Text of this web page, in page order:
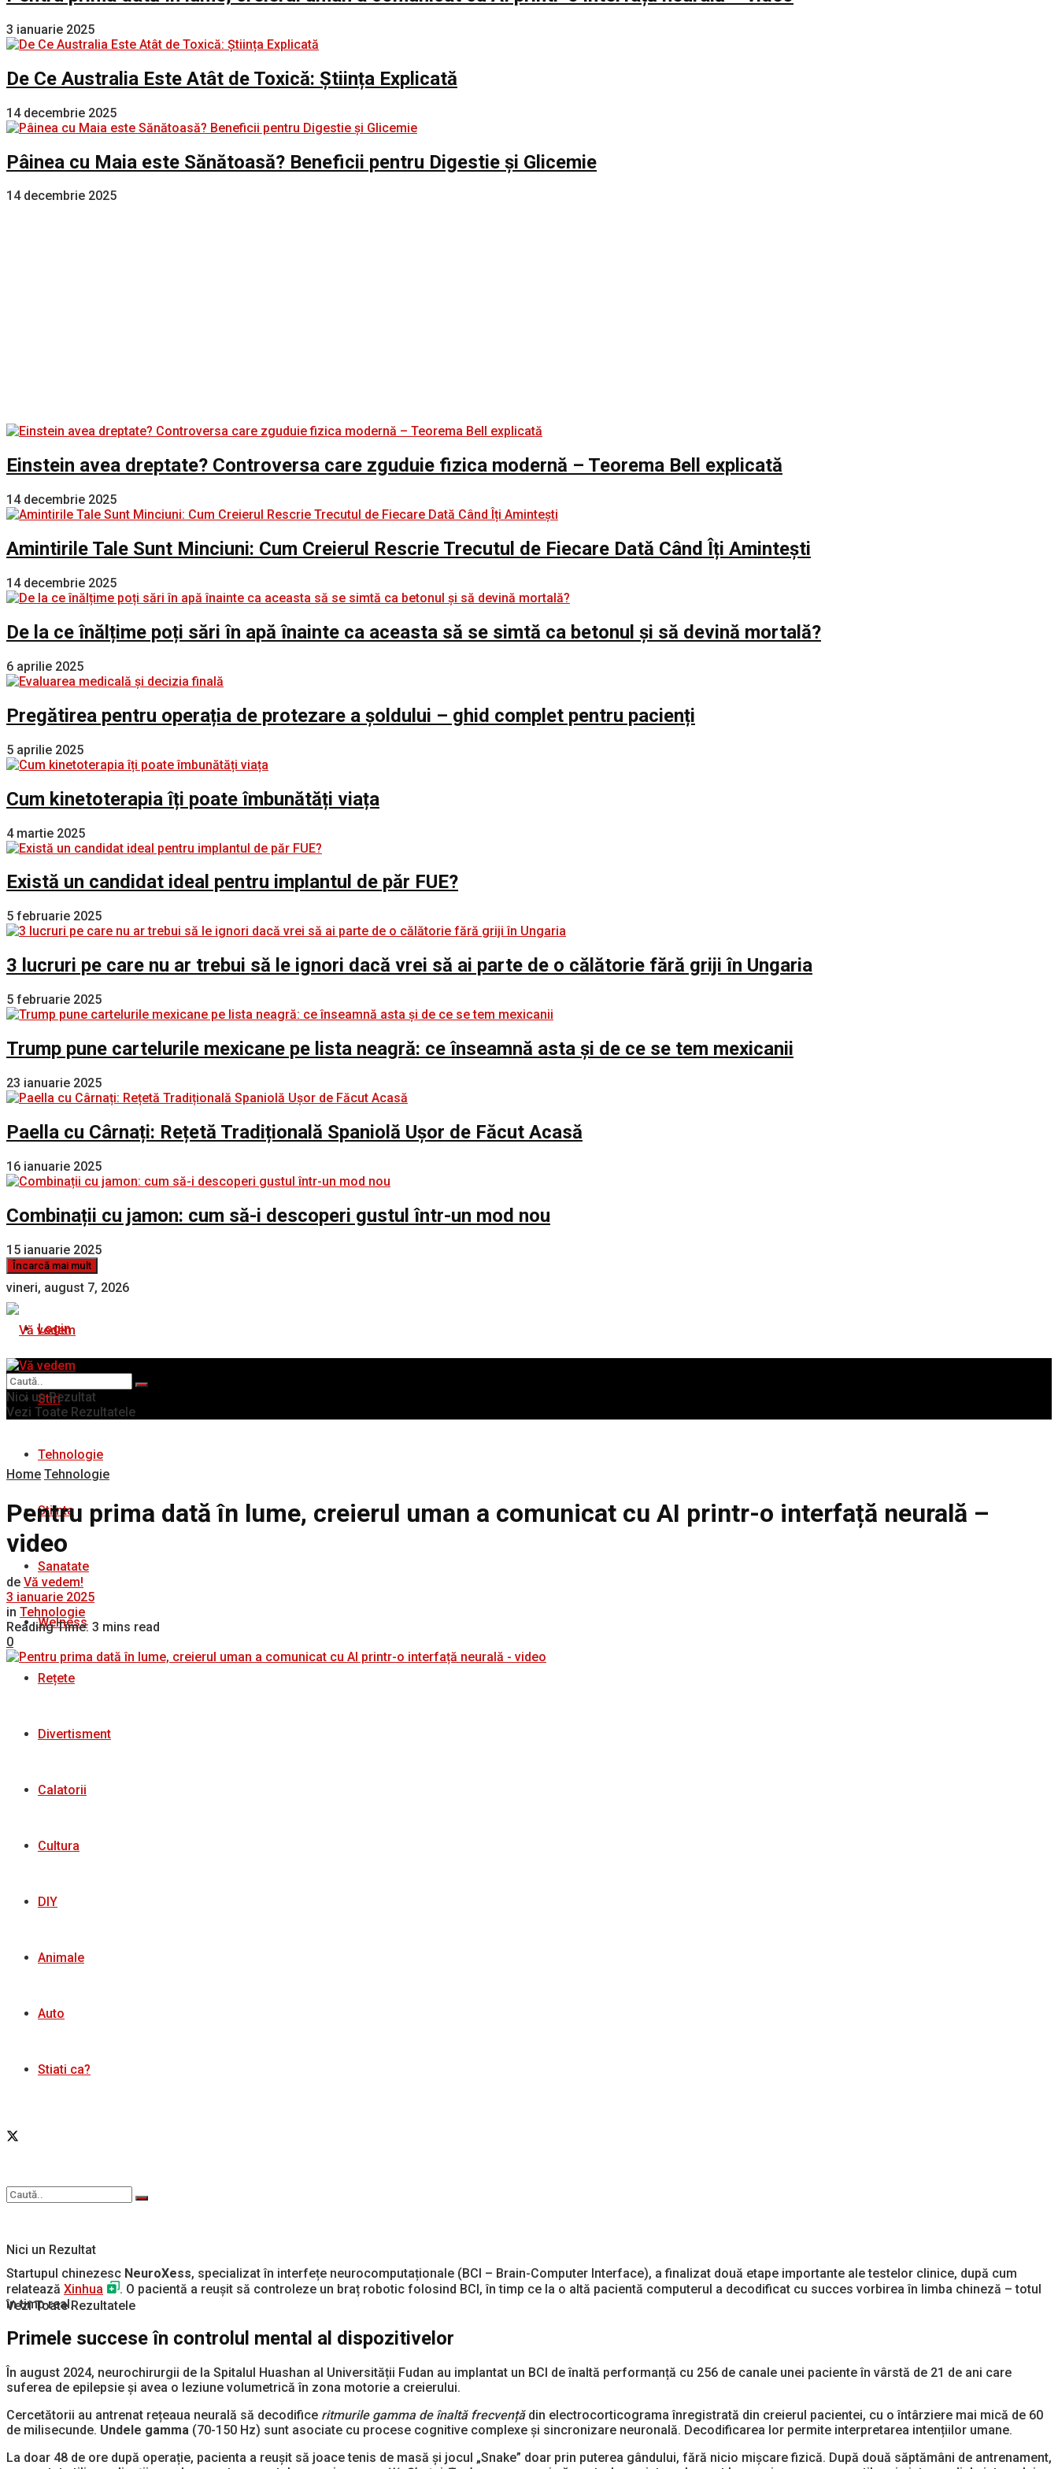
3 ianuarie 2025
De Ce Australia Este Atât de Toxică: Știința Explicată
14 decembrie 2025
Pâinea cu Maia este Sănătoasă? Beneficii pentru Digestie și Glicemie
14 decembrie 2025
Einstein avea dreptate? Controversa care zguduie fizica modernă – Teorema Bell explicată
14 decembrie 2025
Amintirile Tale Sunt Minciuni: Cum Creierul Rescrie Trecutul de Fiecare Dată Când Îți Amintești
14 decembrie 2025
De la ce înălțime poți sări în apă înainte ca aceasta să se simtă ca betonul și să devină mortală?
6 aprilie 2025
Pregătirea pentru operația de protezare a șoldului – ghid complet pentru pacienți
5 aprilie 2025
Cum kinetoterapia îți poate îmbunătăți viața
4 martie 2025
Există un candidat ideal pentru implantul de păr FUE?
5 februarie 2025
3 lucruri pe care nu ar trebui să le ignori dacă vrei să ai parte de o călătorie fără griji în Ungaria
5 februarie 2025
Trump pune cartelurile mexicane pe lista neagră: ce înseamnă asta și de ce se tem mexicanii
23 ianuarie 2025
Paella cu Cârnați: Rețetă Tradițională Spaniolă Ușor de Făcut Acasă
16 ianuarie 2025
Combinații cu jamon: cum să-i descoperi gustul într-un mod nou
15 ianuarie 2025
Încarcă mai mult
vineri, august 7, 2026
Login
Stiri
Tehnologie
Stiinta
Sanatate
Welness
Rețete
Divertisment
Calatorii
Cultura
DIY
Animale
Auto
Stiati ca?
Nici un Rezultat
Vezi Toate Rezultatele
Nici un Rezultat
Vezi Toate Rezultatele
Home Tehnologie
Pentru prima dată în lume, creierul uman a comunicat cu AI printr-o interfață neurală –
video
de Vă vedem!
3 ianuarie 2025
in Tehnologie
Reading Time: 3 mins read
0
Startupul chinezesc NeuroXess, specializat în interfețe neurocomputaționale (BCI – Brain-Computer Interface), a finalizat două etape importante ale testelor clinice, după cum
relatează Xinhua
. O pacientă a reușit să controleze un braț robotic folosind BCI, în timp ce la o altă pacientă computerul a decodificat cu succes vorbirea în limba chineză – totul
în timp real.
Primele succese în controlul mental al dispozitivelor
În august 2024, neurochirurgii de la Spitalul Huashan al Universității Fudan au implantat un BCI de înaltă performanță cu 256 de canale unei paciente în vârstă de 21 de ani care
suferea de epilepsie și avea o leziune volumetrică în zona motorie a creierului.
Cercetătorii au antrenat rețeaua neurală să decodifice ritmurile gamma de înaltă frecvențădin electrocorticograma înregistrată din creierul pacientei, cu o întârziere mai mică de 60
de milisecunde. Undele gamma (70-150 Hz) sunt asociate cu procese cognitive complexe și sincronizare neuronală. Decodificarea lor permite interpretarea intențiilor umane.
La doar 48 de ore după operație, pacienta a reușit să joace tenis de masă și jocul „Snake” doar prin puterea gândului, fără nicio mișcare fizică. După două săptămâni de antrenament,